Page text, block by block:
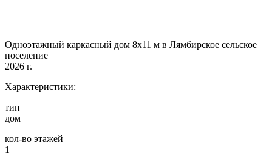
Одноэтажный каркасный дом 8х11 м в Лямбирское сельское
поселение
2026 г.
Характеристики:
тип
дом
кол-во этажей
1